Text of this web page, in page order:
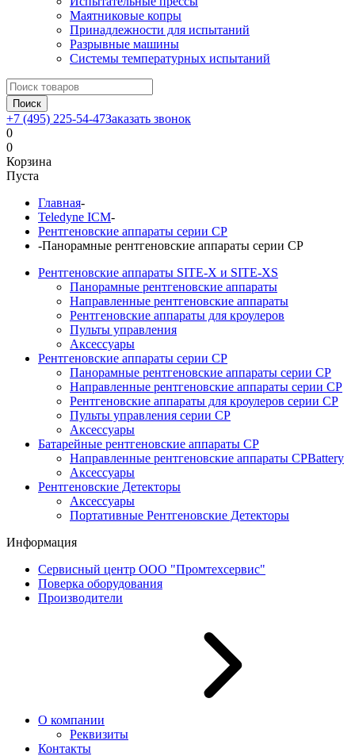
Маятниковые копры
Принадлежности для испытаний
Разрывные машины
Системы температурных испытаний
Поиск
+7 (495) 225-54-47Заказать звонок
0
0
Корзина
Пуста
Главная-
Teledyne ICM-
Рентгеновские аппараты серии CP
-Панорамные рентгеновские аппараты серии СР
Рентгеновские аппараты SITE-X и SITE-XS
Панорамные рентгеновские аппараты
Направленные рентгеновские аппараты
Рентгеновские аппараты для кроулеров
Пульты управления
Аксессуары
Рентгеновские аппараты серии CP
Панорамные рентгеновские аппараты серии СР
Направленные рентгеновские аппараты серии CP
Рентгеновские аппараты для кроулеров серии CP
Пульты управления серии СP
Аксессуары
Батарейные рентгеновские аппараты CP
Направленные рентгеновские аппараты CPBattery
Аксессуары
Рентгеновские Детекторы
Аксессуары
Портативные Рентгеновские Детекторы
Информация
Сервисный центр ООО "Промтехсервис"
Поверка оборудования
Производители
О компании
Реквизиты
Контакты